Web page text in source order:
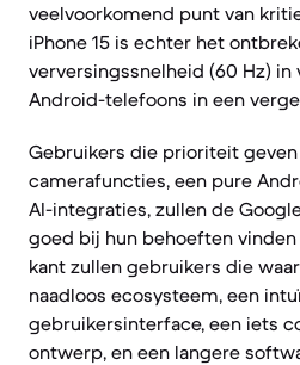
veelvoorkomend punt van
iPhone 15 is echter het
verversingssnelheid (60 Hz)
Android-telefoons in een
Gebruikers die prioriteit
camerafuncties, een pure
AI-integraties, zullen de
goed bij hun behoeften vinden
kant zullen gebruikers die
naadloos ecosysteem, een
gebruikersinterface, een iets
ontwerp, en een langere